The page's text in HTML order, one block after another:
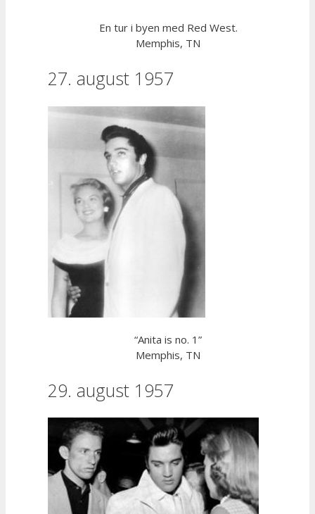
En tur i byen med Red West.
Memphis, TN
27. august 1957
“Anita is no. 1”
Memphis, TN
29. august 1957